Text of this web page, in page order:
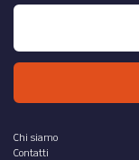
Chi siamo
Contatti